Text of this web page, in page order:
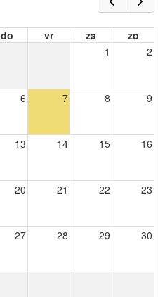
do vr za
zo
1
2
6 7 8 9
13 14 15 16
20 21 22 23
27 28 29 30